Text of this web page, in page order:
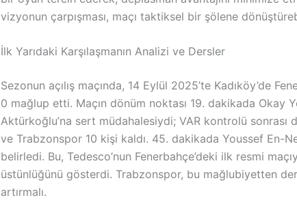
vizyonun çarpışması, maçı taktiksel bir şölene
İlk Yarıdaki Karşılaşmanın Analizi ve Dersler
Sezonun açılış maçında, 14 Eylül 2025’te Kadıköy’de
0 mağlup etti. Maçın dönüm noktası 19. dakikada Okay
Aktürkoğlu’na sert müdahalesiydi; VAR kontrolü sonrası
ve Trabzonspor 10 kişi kaldı. 45. dakikada Youssef En-
belirledi. Bu, Tedesco’nun Fenerbahçe’deki ilk resmi
üstünlüğünü gösterdi. Trabzonspor, bu mağlubiyetten
artırmalı.